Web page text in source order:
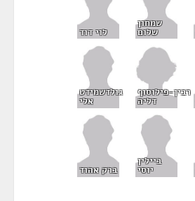
שמחון
שלום לוי דוד
רבין-פילוסוף
דליה
גולדשמידט
אלי
ביילין
יוסי ברק אהוד